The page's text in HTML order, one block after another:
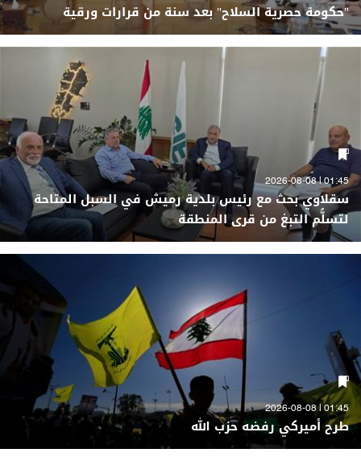
"حكومة حصرية السلاح" بعد سنة من قرارات ورقية
01:45 | 2026-08-08
سقلاوي بحث مع رئيس بلدية رميش في السبل المتاحة
لتسلُّم التبغ من قرى المنطقة
01:45 | 2026-08-08
طرح أميركي رفضه حزب الله